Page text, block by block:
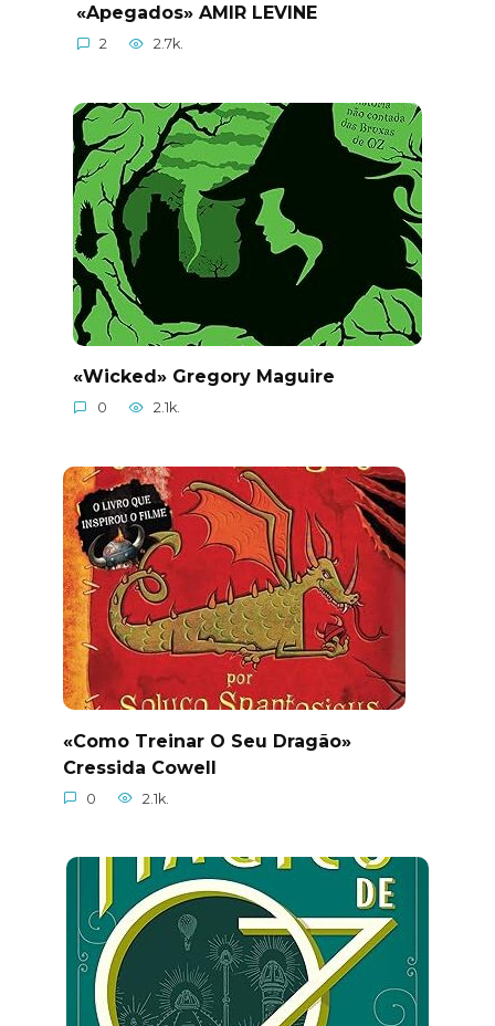
«Apegados» AMIR LEVINE
2 2.7k.
«Wicked» Gregory Maguire
0 2.1k.
«Como Treinar O Seu Dragão»
Cressida Cowell
0 2.1k.